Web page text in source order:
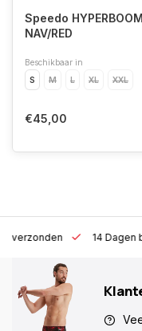
Speedo
NAV/RED
Beschikbaar in
S
M L XL XXL
€45,00
h verzonden 14 Dagen